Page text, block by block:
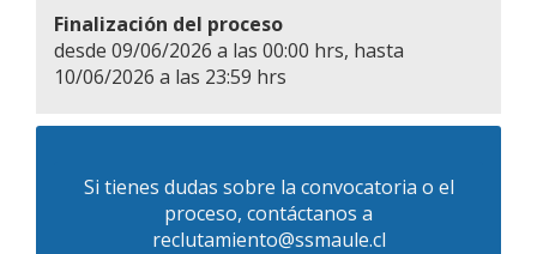
Finalización del proceso
desde 09/06/2026 a las 00:00 hrs, hasta
10/06/2026 a las 23:59 hrs
Si tienes dudas sobre la convocatoria o el
proceso, contáctanos a
reclutamiento@ssmaule.cl